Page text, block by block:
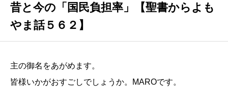
昔と今の「国民負担率」【聖書からよも
やま話５６２】
主の御名をあがめます。
皆様いかがおすごしでしょうか。MAROです。